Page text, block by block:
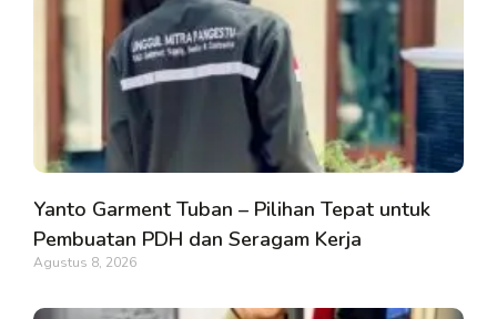
Yanto Garment Tuban – Pilihan Tepat untuk
Pembuatan PDH dan Seragam Kerja
Agustus 8, 2026